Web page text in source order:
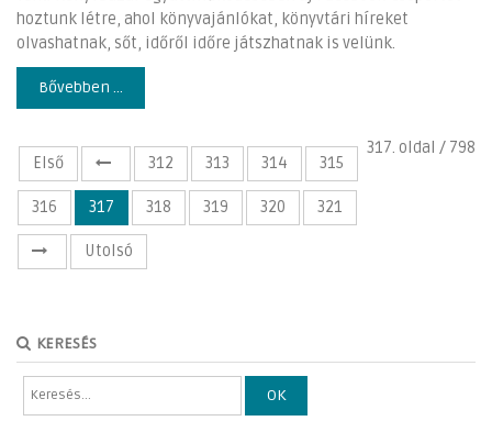
hoztunk létre, ahol könyvajánlókat, könyvtári híreket
olvashatnak, sőt, időről időre játszhatnak is velünk.
Bővebben ...
317. oldal / 798
Első
312 313 314 315
316 317 318 319 320 321
Utolsó
KERESÉS
OK